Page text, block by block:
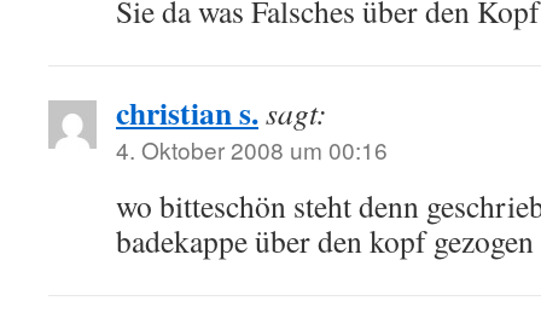
Sie da was Falsches über den
christian s.sagt:
4. Oktober 2008 um 00:16
wo bitteschön steht denn
badekappe über den kopf gezogen